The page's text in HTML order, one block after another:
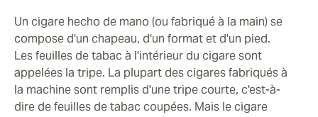
Un cigare hecho de mano (ou fabriqué à la main) se
compose d'un chapeau, d'un format et d'un pied.
Les feuilles de tabac à l'intérieur du cigare sont
appelées la tripe. La plupart des cigares fabriqués à
la machine sont remplis d'une tripe courte, c'est-à-
dire de feuilles de tabac coupées. Mais le cigare